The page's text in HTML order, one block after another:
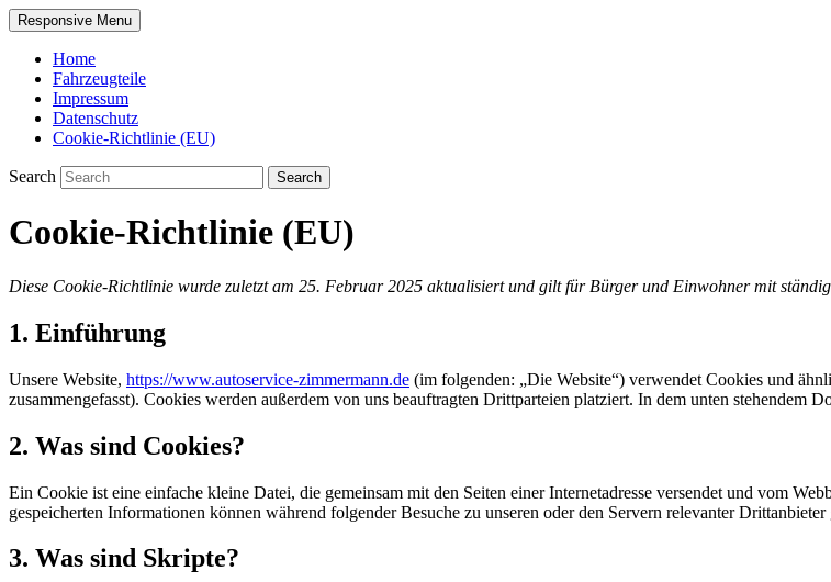
Responsive Menu
Home
Fahrzeugteile
Impressum
Datenschutz
Cookie-Richtlinie (EU)
Search
Cookie-Richtlinie (EU)
Diese Cookie-Richtlinie wurde zuletzt am 25. Februar 2025 aktualisiert und gilt für Bürger und Einwohner mit
1. Einführung
Unsere Website, https://www.autoservice-zimmermann.de (im folgenden: „Die Website“) verwendet Cookies und
zusammengefasst). Cookies werden außerdem von uns beauftragten Drittparteien platziert. In dem unten
2. Was sind Cookies?
Ein Cookie ist eine einfache kleine Datei, die gemeinsam mit den Seiten einer Internetadresse versendet und vom
gespeicherten Informationen können während folgender Besuche zu unseren oder den Servern relevanter Drittanbieter
3. Was sind Skripte?